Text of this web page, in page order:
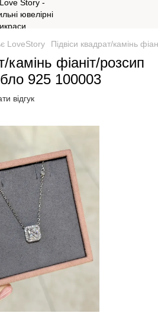
LoveStory Підвіси квадрат/камінь
камінь фіаніт/розсип
925 100003
відгук